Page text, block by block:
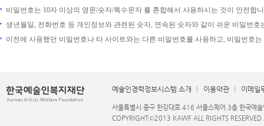
비밀번호는 10자 이상의 영문/숫자/특수문자 를 혼합해서 사용하시는 것이 안전합
생년월일, 전화번호 등 개인정보와 관련된 숫자, 연속된 숫자와 같이 쉬운 비밀번
이전에 사용했던 비밀번호나 타 사이트와는 다른 비밀번호를 사용하고, 비밀번호
예술인경력정보시스템 소개 이용약관 이메일
서울특별시 중구 한강대로 416 서울스퀘어 3층 한국
COPYRIGHTⓒ2013 KAWF ALL RIGHTS RESERVED.